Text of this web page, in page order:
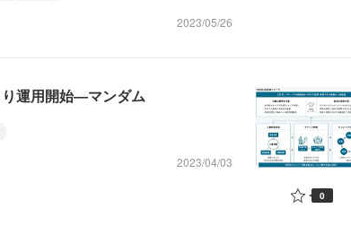
2023/05/26
運用開始―マンダム
2023/04/03
0